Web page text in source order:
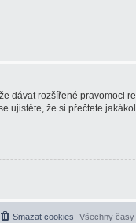
dávat rozšířené pravomoci
ujistěte, že si přečtete
Všechny časy
Smazat cookies